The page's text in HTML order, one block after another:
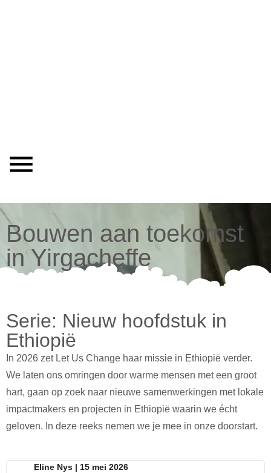
Bouwen aan toekomst
in Yirgacheffe
Serie: Nieuw hoofdstuk in
Ethiopië
In 2026 zet Let Us Change haar missie in Ethiopië verder.
We laten ons omringen door warme mensen met een groot
hart, gaan op zoek naar nieuwe samenwerkingen met lokale
impactmakers en projecten in Ethiopië waarin we écht
geloven. In deze reeks nemen we je mee in onze doorstart.
Eline Nys | 15 mei 2026